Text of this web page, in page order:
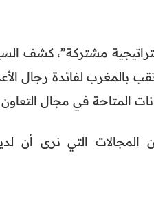
مشتركة”، كشف
بالمغرب لفائدة رجال
المتاحة في مجال التعاون
التي نرى أن